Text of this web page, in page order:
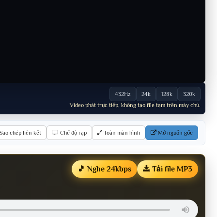
432Hz 24k 128k
320k
Video phát trực tiếp, không tạo file tạm trên máy chủ.
Sao chép liên kết Chế độ rạp Toàn màn hình Mở nguồn gốc
🎵 Nghe 24kbps Tải file MP3